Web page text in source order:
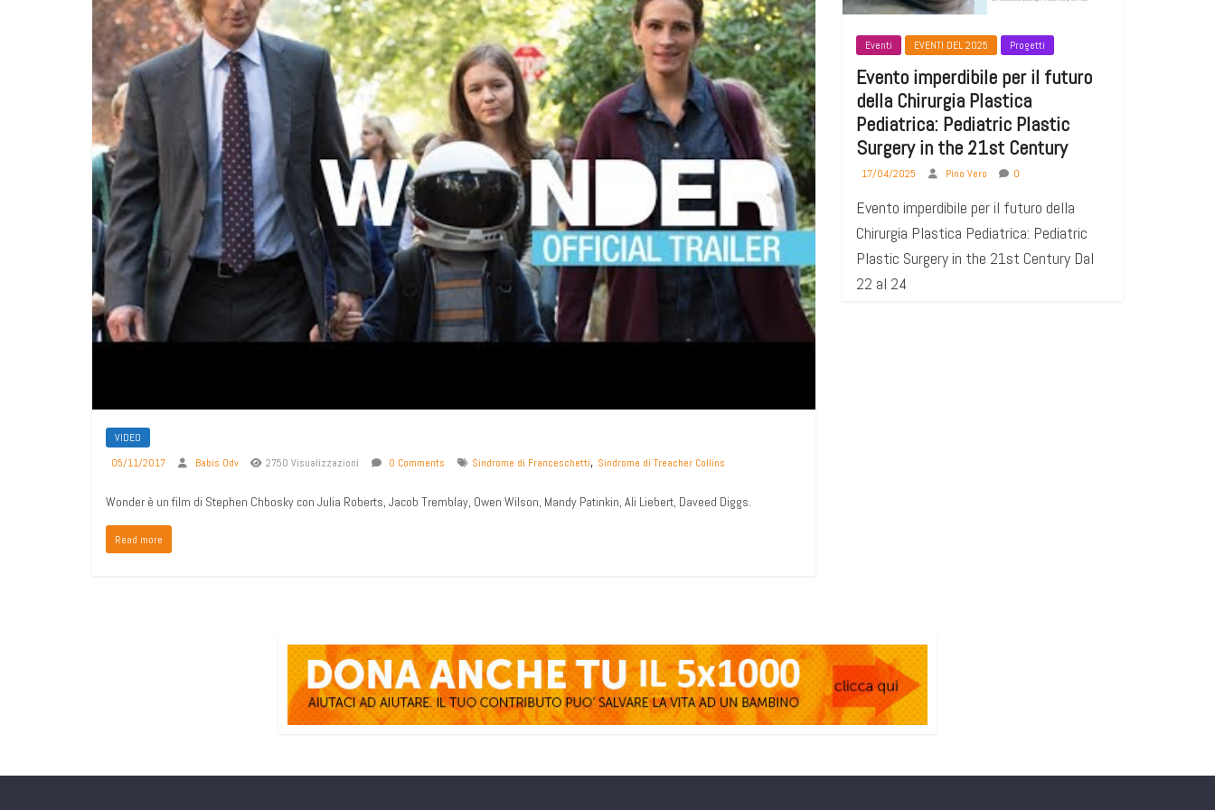
VIDEO
05/11/2017
Babis Odv 2750 Visualizzazioni 0 Comments Sindrome di Franceschetti, Sindrome di Treacher Collins
Wonder è un film di Stephen Chbosky con Julia Roberts, Jacob Tremblay, Owen Wilson, Mandy Patinkin, Ali Liebert, Daveed Diggs.
Read more
Eventi EVENTI DEL 2025 Progetti
Evento imperdibile per il futuro
della Chirurgia Plastica
Pediatrica: Pediatric Plastic
Surgery in the 21st Century
17/04/2025 Pino Vero 0
Evento imperdibile per il futuro della
Chirurgia Plastica Pediatrica: Pediatric
Plastic Surgery in the 21st Century Dal
22 al 24